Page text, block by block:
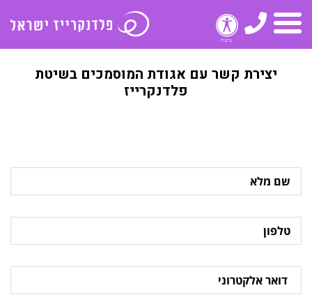
תפריט
טלפון
יצירת קשר עם אגודת המוסמכים בשיטת
פלדנקרייז
מלא
טלפון
אלקטרוני